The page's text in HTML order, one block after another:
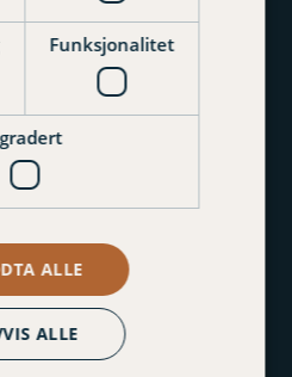
på
Orkanger
Funksjonalitet
ALLE
ALLE